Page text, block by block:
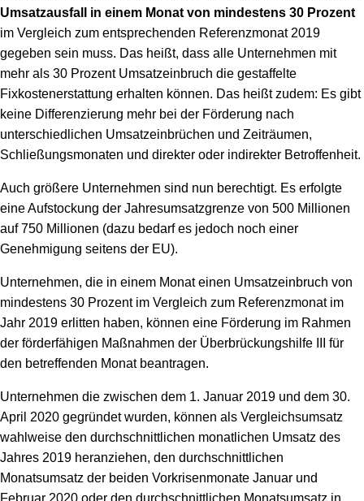
Umsatzausfall in einem Monat von mindestens 30 Prozent
im Vergleich zum entsprechenden Referenzmonat 2019
gegeben sein muss. Das heißt, dass alle Unternehmen mit
mehr als 30 Prozent Umsatzeinbruch die gestaffelte
Fixkostenerstattung erhalten können. Das heißt zudem: Es gibt
keine Differenzierung mehr bei der Förderung nach
unterschiedlichen Umsatzeinbrüchen und Zeiträumen,
Schließungsmonaten und direkter oder indirekter Betroffenheit.
Auch größere Unternehmen sind nun berechtigt. Es erfolgte
eine Aufstockung der Jahresumsatzgrenze von 500 Millionen
auf 750 Millionen (dazu bedarf es jedoch noch einer
Genehmigung seitens der EU).
Unternehmen, die in einem Monat einen Umsatzeinbruch von
mindestens 30 Prozent im Vergleich zum Referenzmonat im
Jahr 2019 erlitten haben, können eine Förderung im Rahmen
der förderfähigen Maßnahmen der Überbrückungshilfe III für
den betreffenden Monat beantragen.
Unternehmen die zwischen dem 1. Januar 2019 und dem 30.
April 2020 gegründet wurden, können als Vergleichsumsatz
wahlweise den durchschnittlichen monatlichen Umsatz des
Jahres 2019 heranziehen, den durchschnittlichen
Monatsumsatz der beiden Vorkrisenmonate Januar und
Februar 2020 oder den durchschnittlichen Monatsumsatz in